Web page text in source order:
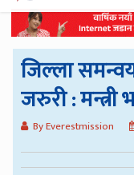
जिल्ला
जरुरी : मन्त्री
By Everestmission